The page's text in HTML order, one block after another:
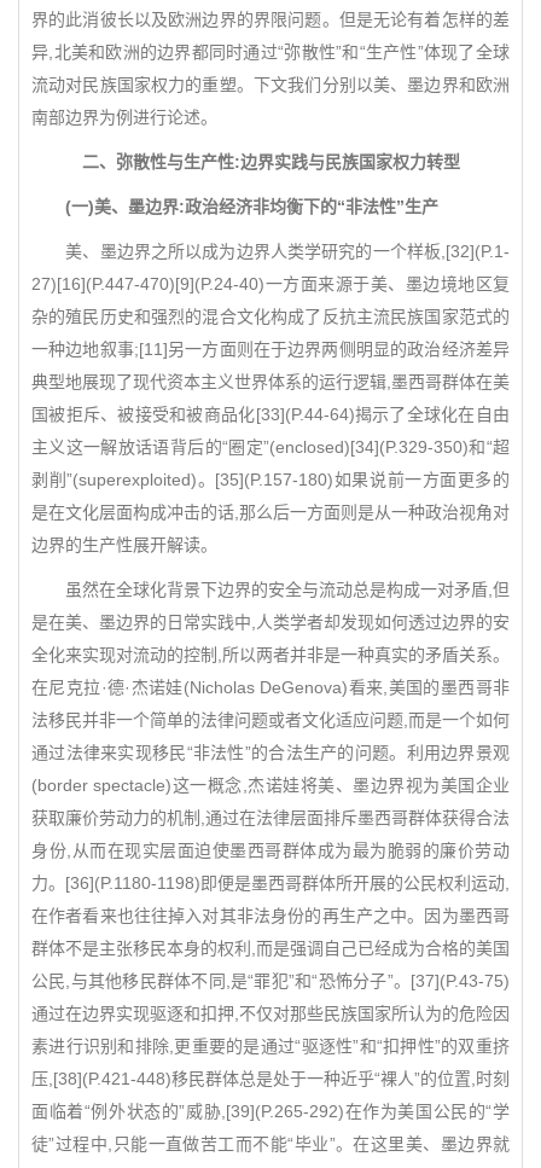
界的此消彼长以及欧洲边界的界限问题。但是无论有着怎样的差
异,北美和欧洲的边界都同时通过“弥散性”和“生产性”体现了全球
流动对民族国家权力的重塑。下文我们分别以美、墨边界和欧洲
南部边界为例进行论述。
二、弥散性与生产性:边界实践与民族国家权力转型
(一)美、墨边界:政治经济非均衡下的“非法性”生产
美、墨边界之所以成为边界人类学研究的一个样板,[32](P.1-
27)[16](P.447-470)[9](P.24-40)一方面来源于美、墨边境地区复
杂的殖民历史和强烈的混合文化构成了反抗主流民族国家范式的
一种边地叙事;[11]另一方面则在于边界两侧明显的政治经济差异
典型地展现了现代资本主义世界体系的运行逻辑,墨西哥群体在美
国被拒斥、被接受和被商品化[33](P.44-64)揭示了全球化在自由
主义这一解放话语背后的“圈定”(enclosed)[34](P.329-350)和“超
剥削”(superexploited)。[35](P.157-180)如果说前一方面更多的
是在文化层面构成冲击的话,那么后一方面则是从一种政治视角对
边界的生产性展开解读。
虽然在全球化背景下边界的安全与流动总是构成一对矛盾,但
是在美、墨边界的日常实践中,人类学者却发现如何透过边界的安
全化来实现对流动的控制,所以两者并非是一种真实的矛盾关系。
在尼克拉·德·杰诺娃(Nicholas DeGenova)看来,美国的墨西哥非
法移民并非一个简单的法律问题或者文化适应问题,而是一个如何
通过法律来实现移民“非法性”的合法生产的问题。利用边界景观
(border spectacle)这一概念,杰诺娃将美、墨边界视为美国企业
获取廉价劳动力的机制,通过在法律层面排斥墨西哥群体获得合法
身份,从而在现实层面迫使墨西哥群体成为最为脆弱的廉价劳动
力。[36](P.1180-1198)即便是墨西哥群体所开展的公民权利运动,
在作者看来也往往掉入对其非法身份的再生产之中。因为墨西哥
群体不是主张移民本身的权利,而是强调自己已经成为合格的美国
公民,与其他移民群体不同,是“罪犯”和“恐怖分子”。[37](P.43-75)
通过在边界实现驱逐和扣押,不仅对那些民族国家所认为的危险因
素进行识别和排除,更重要的是通过“驱逐性”和“扣押性”的双重挤
压,[38](P.421-448)移民群体总是处于一种近乎“裸人”的位置,时刻
面临着“例外状态的”威胁,[39](P.265-292)在作为美国公民的“学
徒”过程中,只能一直做苦工而不能“毕业”。在这里美、墨边界就